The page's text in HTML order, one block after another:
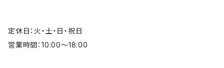
定休日：火・土・日・祝日
営業時間：10:00～18:00